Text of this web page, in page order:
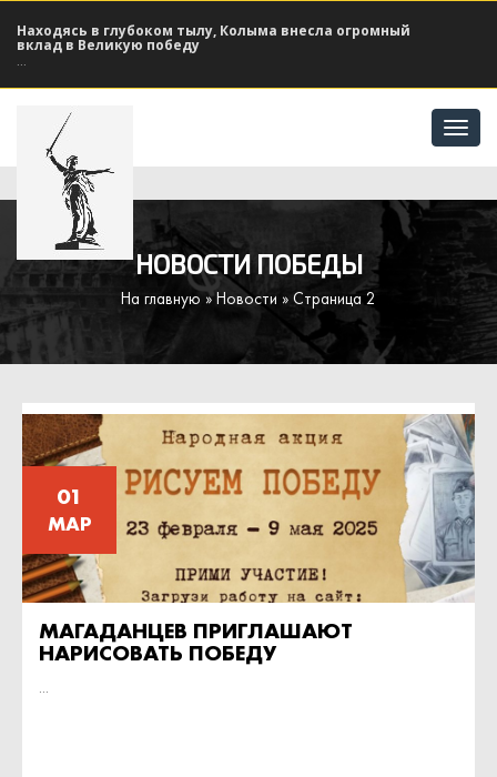
Находясь в глубоком тылу, Колыма внесла огромный
вклад в Великую победу
...
НОВОСТИ ПОБЕДЫ
На главную»Новости » Страница 2
01
МАР
МАГАДАНЦЕВ ПРИГЛАШАЮТ
НАРИСОВАТЬ ПОБЕДУ
...